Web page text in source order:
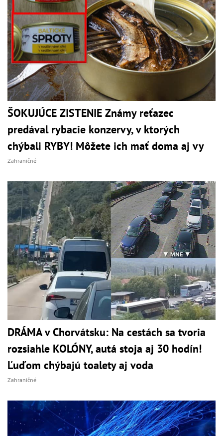
ŠOKUJÚCE ZISTENIE Známy reťazec
predával rybacie konzervy, v ktorých
chýbali RYBY! Môžete ich mať doma aj vy
Zahraničné
DRÁMA v Chorvátsku: Na cestách sa tvoria
rozsiahle KOLÓNY, autá stoja aj 30 hodín!
Ľuďom chýbajú toalety aj voda
Zahraničné